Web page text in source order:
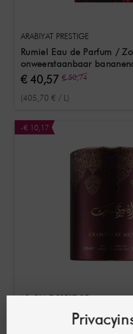
ARABIYAT PRESTIGE
Rumiel Eau de Parfum /
onweerstaanbaar
€ 40,57 € 50,74
(405,70 € / L)
-€ 10,17
ARABIYAT PRESTIGE
Cranberry Musk Eau De
zoet-frisse unisex geur